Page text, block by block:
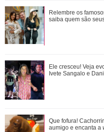
Além de Giovanna
Gagliasso
Agrado e Eduarda
João Raul. Saiba o
Durante uma
Irmak, Kivanç acaba
Relembre os
saiba quem são
Ele cresceu! Veja
Ivete Sangalo e
Que fofura!
aumigo e encanta a